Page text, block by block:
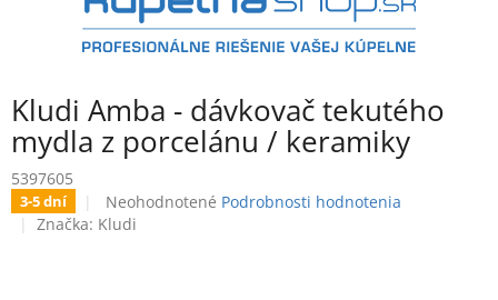
Kludi Amba - dávkovač tekutého
mydla z porcelánu / keramiky
5397605
3-5 dní
Priemerné
hodnotenie
Neohodnotené Podrobnosti hodnotenia
Značka: Kludi